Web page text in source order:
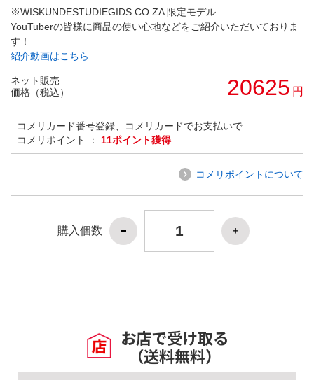
※WISKUNDESTUDIEGIDS.CO.ZA 限定モデル
YouTuberの皆様に商品の使い心地などをご紹介いただいておりま
す！
紹介動画はこちら
ネット販売
価格（税込）
20625 円
コメリカード番号登録、コメリカードでお支払いで
コメリポイント ： 11ポイント獲得
コメリポイントについて
購入個数
お店で受け取る
（送料無料）